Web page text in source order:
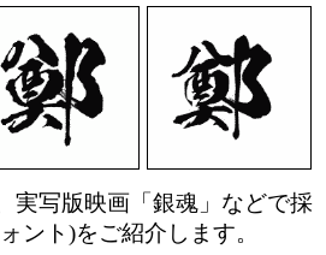
実写版映画「銀魂」などで採
ント)をご紹介します。